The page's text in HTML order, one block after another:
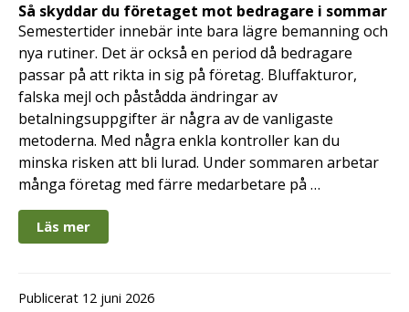
Så skyddar du företaget mot bedragare i sommar
Semestertider innebär inte bara lägre bemanning och
nya rutiner. Det är också en period då bedragare
passar på att rikta in sig på företag. Bluffakturor,
falska mejl och påstådda ändringar av
betalningsuppgifter är några av de vanligaste
metoderna. Med några enkla kontroller kan du
minska risken att bli lurad. Under sommaren arbetar
många företag med färre medarbetare på …
Läs mer
Publicerat 12 juni 2026